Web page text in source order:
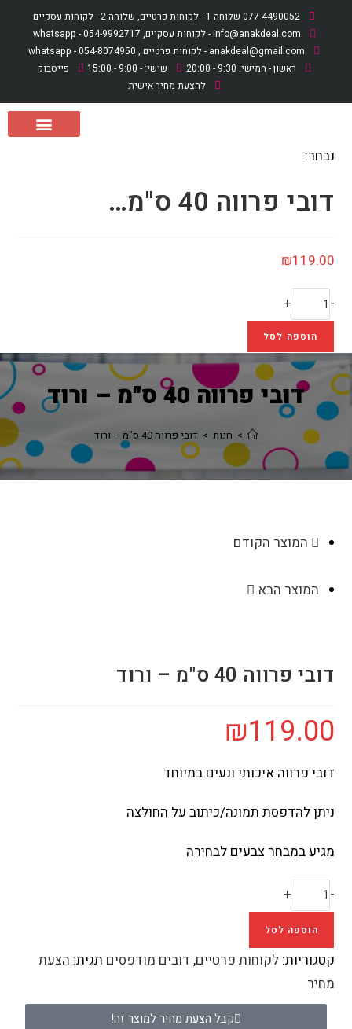
077-4490052 שלוחה 1 - לקוחות פרטיים, שלוחה 2 - לקוחות עסקיים
info@anakdeal.com - לקוחות עסקיים, whatsapp - 054-9992717
anakdeal@gmail.com - לקוחות פרטיים , whatsapp - 054-8074950
ראשון - חמישי: 9:30 - 20:00
שישי: - 9:00 - 15:00
פייסבוק
להצעת מחיר אישית
נבחר:
דובי פרווה 40 ס"מ…
₪119.00
-
+
הוספה לסל
דובי פרווה 40 ס"מ – ורוד
> חנות > דובי פרווה 40 ס"מ – ורוד
המוצר הקודם
המוצר הבא
דובי פרווה 40 ס"מ – ורוד
₪119.00
דובי פרווה איכותי ונעים במיוחד
ניתן להדפסת תמונה/כיתוב על החולצה
מגיע במבחר צבעים לבחירה
-
+
הוספה לסל
קטגוריות:לקוחות פרטיים, דובים מודפסים תגית: הצעת
מחיר
קבל הצעת מחיר למוצר זה!